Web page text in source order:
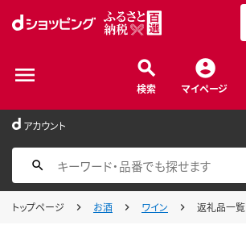
検索 マイページ
アカウント
トップページ お酒 ワイン 返礼品一覧